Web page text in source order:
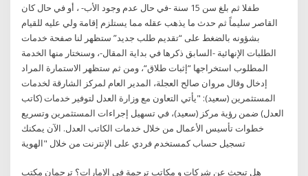
طفلا ثم بلغ سن 15 سنة -في حال عدم وجود الأب- ، أو في حال كان
القاصر سليماً ثم حدث ما يذهب عقله مما يستلزم إقامة ولي عليه للقيام
بشؤونه بالضغط على “تقديم طلب جديد” ستظهر لنا صفحة خدمات
الطلبات الإنهائية -السابق ذكرها في بداية المقال-، وسنختار منها الخدمة
المطلوب استخراجها “إثبات طلاق“، ومن ثم ستظهر الاستمارة المراد
إدخال وقال مروان صالح العجلة، المدير العام لمركز الشارقة لخدمات
المستثمرين (سعيد): "يأتي التعاون مع وزارة العدل لتوفير خدمات (كاتب
العدل) ضمن رؤية مركز (سعيد)، في تسهيل إجراءات المستثمرين وتسريع
خطوات تأسيس الأعمال من خلال خدمات الكاتب العدل. الآن يمكنك
تسجيل حساب كمستخدم فردي على الإنترنت من خلال "الهوية
هل تبحث عن شركات و مكاتب ترجمة في الامارات؟ ترجمان مكتب